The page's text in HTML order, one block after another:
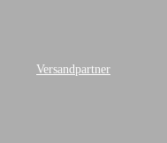
Versandpartner